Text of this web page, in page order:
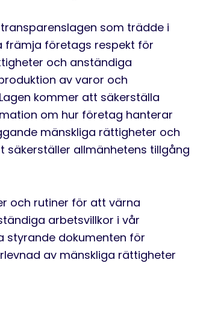
som trädde i
främja företags respekt för
och anständiga
av varor och
kommer att säkerställa
om hur företag hanterar
mänskliga rättigheter och
säkerställer allmänhetens tillgång
och rutiner för att värna
arbetsvillkor i vår
styrande dokumenten för
av mänskliga rättigheter